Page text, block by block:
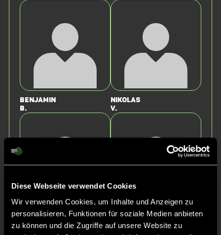
Diese Webseite verwendet Cookies
Wir verwenden Cookies, um Inhalte und Anzeigen zu
personalisieren, Funktionen für soziale Medien anbieten
zu können und die Zugriffe auf unsere Website zu
Benjamin
B.
Nikolas
v.
Julius
H.
Max
M.